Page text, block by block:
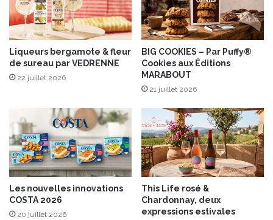
G
a
l
b
a
n
h
é
e
à
l
a
n
e
Liqueurs bergamote & fleur
de sureau par VEDRENNE
22 juillet 2026
BIG COOKIES – Par Puffy®
Cookies aux Éditions
MARABOUT
21 juillet 2026
Les nouvelles innovations
COSTA 2026
20 juillet 2026
This Life rosé &
Chardonnay, deux
expressions estivales